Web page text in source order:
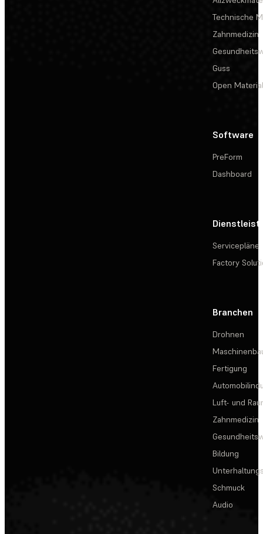
Technische
Zahnmedizin
Guss
Open
Software
PreForm
Dashboard
Servicepläne
Factory
Branchen
Drohnen
Fertigung
Luft- und
Zahnmedizin
Bildung
Schmuck
Audio